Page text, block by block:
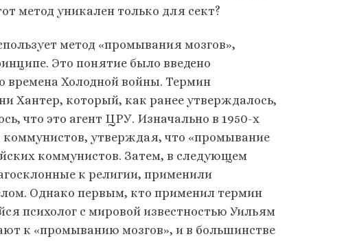
метод уникален только для сект?
метод «промывания мозгов»,
Это понятие было введено
времена Холодной войны. Термин
Хантер, который, как ранее утверждалось,
что это агент ЦРУ. Изначально в 1950-х
утверждая, что «промывание
коммунистов. Затем, в следующем
к религии, применили
Однако первым, кто применил термин
психолог с мировой известностью Уильям
к «промыванию мозгов», и в большинстве